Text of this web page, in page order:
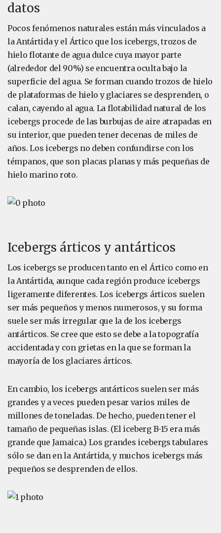
datos
Pocos fenómenos naturales están más vinculados a
la Antártida y el Ártico que los icebergs, trozos de
hielo flotante de agua dulce cuya mayor parte
(alrededor del 90%) se encuentra oculta bajo la
superficie del agua. Se forman cuando trozos de hielo
de plataformas de hielo y glaciares se desprenden, o
calan, cayendo al agua. La flotabilidad natural de los
icebergs procede de las burbujas de aire atrapadas en
su interior, que pueden tener decenas de miles de
años. Los icebergs no deben confundirse con los
témpanos, que son placas planas y más pequeñas de
hielo marino roto.
Icebergs árticos y antárticos
Los icebergs se producen tanto en el Ártico como en
la Antártida, aunque cada región produce icebergs
ligeramente diferentes. Los icebergs árticos suelen
ser más pequeños y menos numerosos, y su forma
suele ser más irregular que la de los icebergs
antárticos. Se cree que esto se debe a la topografía
accidentada y con grietas en la que se forman la
mayoría de los glaciares árticos.
En cambio, los icebergs antárticos suelen ser más
grandes y a veces pueden pesar varios miles de
millones de toneladas. De hecho, pueden tener el
tamaño de pequeñas islas. (El iceberg B-15 era más
grande que Jamaica.) Los grandes icebergs tabulares
sólo se dan en la Antártida, y muchos icebergs más
pequeños se desprenden de ellos.